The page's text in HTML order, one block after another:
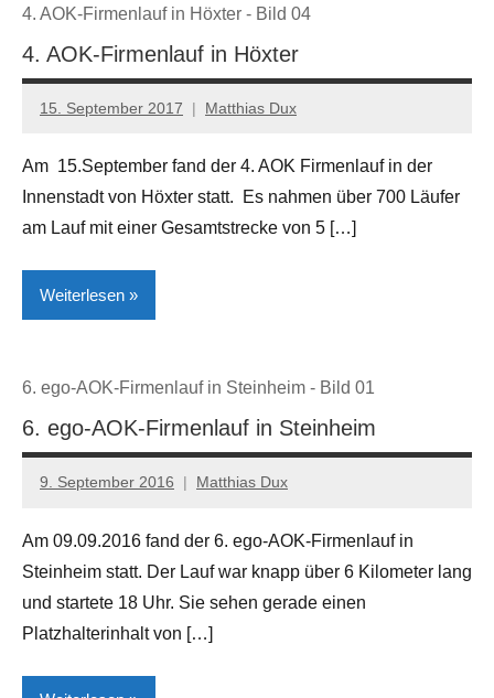
Höxter
Lokales
4. AOK-Firmenlauf in Höxter - Bild 04
4. AOK-Firmenlauf in Höxter
15. September 2017 Matthias Dux
Am 15.September fand der 4. AOK Firmenlauf in der
Innenstadt von Höxter statt. Es nahmen über 700 Läufer
am Lauf mit einer Gesamtstrecke von 5 […]
Weiterlesen
Höxter
Lokales
6. ego-AOK-Firmenlauf in Steinheim - Bild 01
6. ego-AOK-Firmenlauf in Steinheim
9. September 2016 Matthias Dux
Am 09.09.2016 fand der 6. ego-AOK-Firmenlauf in
Steinheim statt. Der Lauf war knapp über 6 Kilometer lang
und startete 18 Uhr. Sie sehen gerade einen
Platzhalterinhalt von […]